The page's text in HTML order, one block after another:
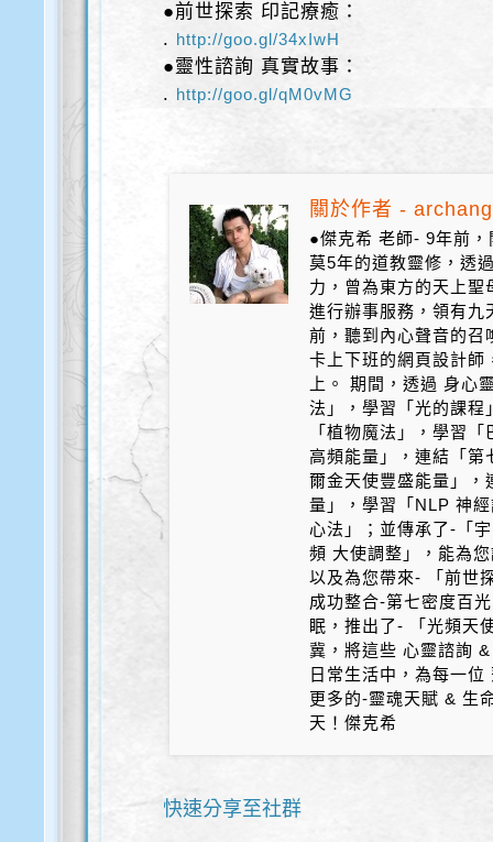
●前世探索 印記療癒：
. http://goo.gl/34xIwH
●靈性諮詢 真實故事：
. http://goo.gl/qM0vMG
關於作者 -
●傑克希 老師- 9年前
莫5年的道教靈修，透
力，曾為東方的天上
進行辦事服務，領有
前，聽到內心聲音的召
卡上下班的網頁設計師
上。 期間，透過 身心
法」，學習「光的課程
「植物魔法」，學習
高頻能量」，連結「第
爾金天使豐盛能量」，
量」，學習「NLP 神
心法」；並傳承了-「
頻 大使調整」，能為
以及為您帶來- 「前世
成功整合-第七密度百
眠，推出了- 「光頻天
冀，將這些 心靈諮詢
日常生活中，為每一
更多的-靈魂天賦 & 生
天！傑克希
快速分享至社群